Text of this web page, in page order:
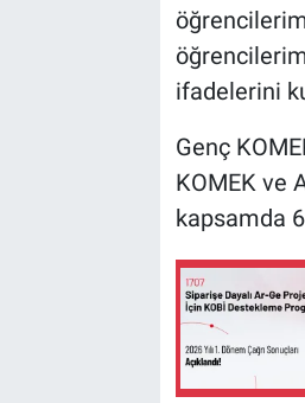
ifadelerini
Genç
KOMEK ve
kapsamda